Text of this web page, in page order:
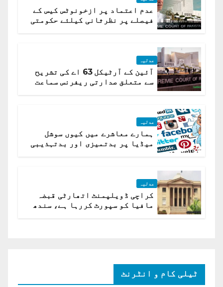
عدم اعتماد پر ازخونوٹس کیس کے
فیصلے پر نظرثانی کیلئے حکومتی
عدلیہ
آئین کے آرٹیکل 63 اے کی تشریح
سے متعلق صدارتی ریفرنس سماعت
عدلیہ
ہمارے معاشرے میں کیوں سوشل
میڈیا پر بدتمیزی اور بدتہذیبی
عدلیہ
کراچی ڈویلپمنٹ اتھارٹی قبضہ
مافیا کو سپورٹ کررہا ہے، سندھ
ٹیلی کام و انٹرنٹ